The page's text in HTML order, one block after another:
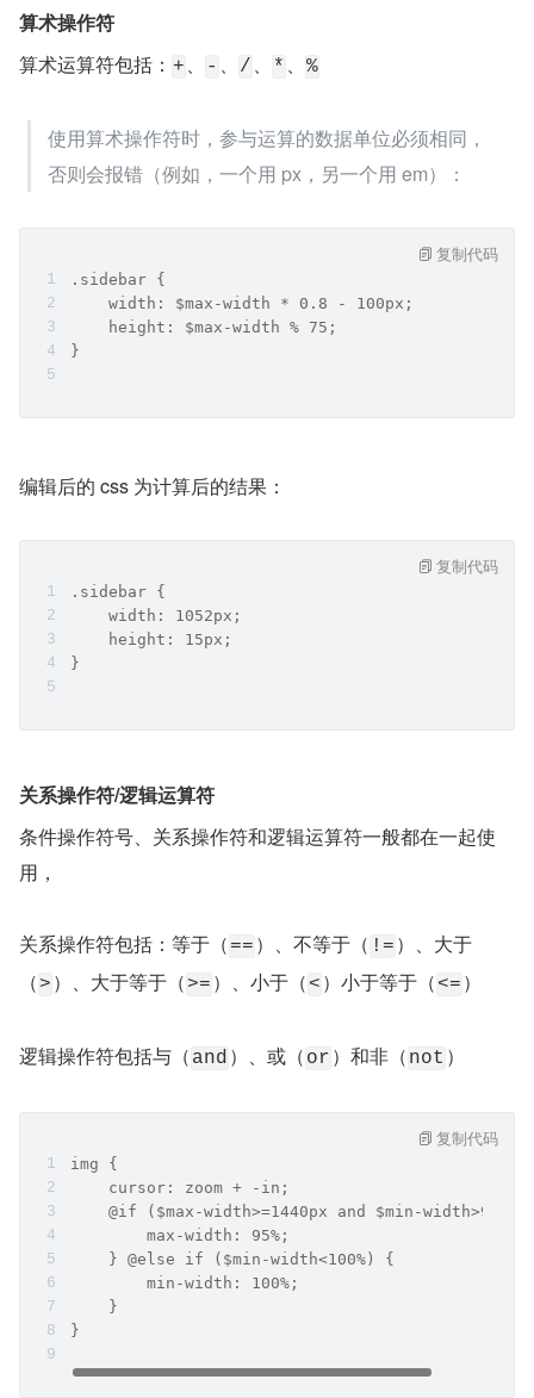
算术操作符
算术运算符包括： + - / * %
使用算术操作符时，参与运算的数据单位必须相同，
否则会报错（例如，一个用 px，另一个用 em）：
.sidebar {
    width: $max-width * 0.8 - 100px;
    height: $max-width % 75;
}
复制代码
编辑后的 css 为计算后的结果：
.sidebar {
    width: 1052px;
    height: 15px;
}
复制代码
关系操作符/逻辑运算符
条件操作符号、关系操作符和逻辑运算符一般都在一起使
用，
关系操作符包括：等于（ == ）、不等于（ != ）、大于
（ > ）、大于等于（ >= ）、小于（ < ）小于等于（ <= ）
逻辑操作符包括与（ and ）、或（ or ）和非（ not ）
img {
    cursor: zoom + -in;
@if ($max-width>=1440px and $min-width>90%)
        max-width: 95%;
    } @else if ($min-width<100%) {
        min-width: 100%;
    }
}
复制代码